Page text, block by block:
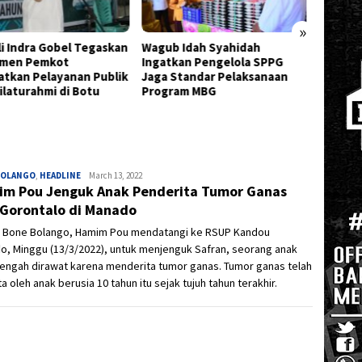
»
Idah Syahidah
Pengelola SPPG
Pelaksanaan
MBG
Gubernur Gusnar Tinjau
Progres BSPS di Paguat,
Ribuan Rumah Layak Huni
untuk Warga Gorontalo
HEADLINE Ivan
March 13, 2022
Pou Jenguk Anak Penderita Tumor Ganas
di Manado
Bolango, Hamim Pou mendatangi ke RSUP Kandou
Minggu (13/3/2022), untuk menjenguk Safran, seorang anak
dirawat karena menderita tumor ganas. Tumor ganas telah
oleh anak berusia 10 tahun itu sejak tujuh tahun terakhir.